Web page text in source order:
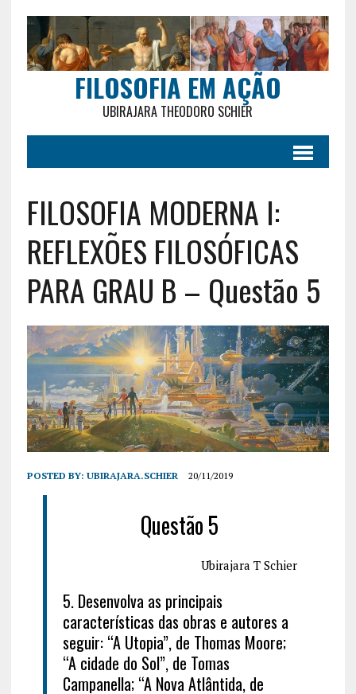
FILOSOFIA EM AÇÃO
UBIRAJARA THEODORO SCHIER
FILOSOFIA MODERNA I:
REFLEXÕES FILOSÓFICAS
PARA GRAU B – Questão 5
POSTED BY: UBIRAJARA.SCHIER 20/11/2019
Questão 5
Ubirajara T Schier
5. Desenvolva as principais
características das obras e autores a
seguir: “A Utopia”, de Thomas Moore;
“A cidade do Sol”, de Tomas
Campanella; “A Nova Atlântida, de